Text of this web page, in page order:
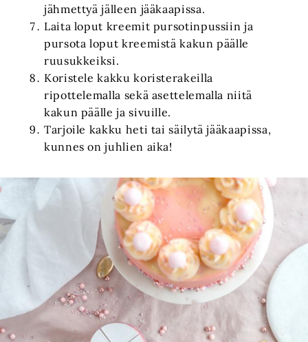
jähmettyä jälleen jääkaapissa.
Laita loput kreemit pursotinpussiin ja
pursota loput kreemistä kakun päälle
ruusukkeiksi.
Koristele kakku koristerakeilla
ripottelemalla sekä asettelemalla niitä
kakun päälle ja sivuille.
Tarjoile kakku heti tai säilytä jääkaapissa,
kunnes on juhlien aika!